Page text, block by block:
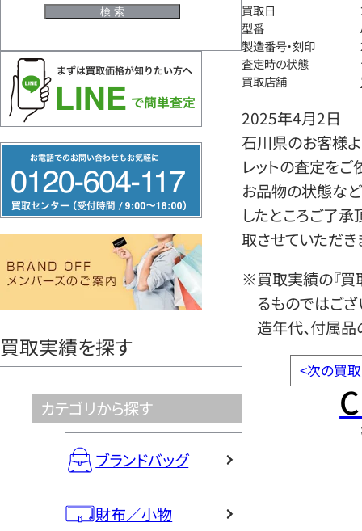
リ
ー
ヤ
買取実績を探す
カテゴリから探す
ブランドバッグ
財布／小物
買取日
型番
製造番号・刻印
査定時の状態
買取店舗
2025年4月2日
石川県のお客様よ
レットの査定をご
お品物の状態など
したところご了
取させていただき
※買取実績の『買
るものではござ
造年代、付属品
<次の買